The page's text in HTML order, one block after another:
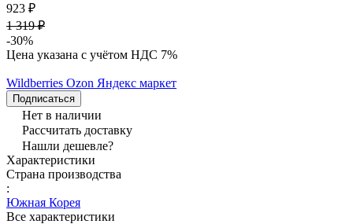
923 ₽
1 319 ₽
-30%
Цена указана с учётом НДС 7%
Wildberries Ozon Яндекс маркет
Подписаться
Нет в наличии
Рассчитать доставку
Нашли дешевле?
Характеристики
Страна производства
:
Южная Корея
Все характеристики